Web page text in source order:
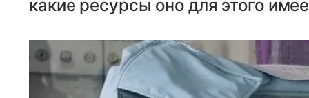
какие ресурсы оно для этого